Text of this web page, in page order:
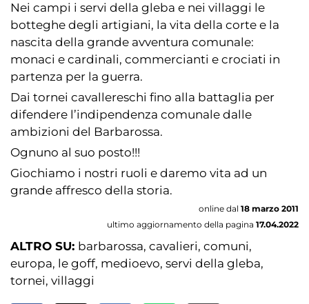
Nei campi i servi della gleba e nei villaggi le
botteghe degli artigiani, la vita della corte e la
nascita della grande avventura comunale:
monaci e cardinali, commercianti e crociati in
partenza per la guerra.
Dai tornei cavallereschi fino alla battaglia per
difendere l’indipendenza comunale dalle
ambizioni del Barbarossa.
Ognuno al suo posto!!!
Giochiamo i nostri ruoli e daremo vita ad un
grande affresco della storia.
online dal 18 marzo 2011
ultimo aggiornamento della pagina 17.04.2022
ALTRO SU: barbarossa cavalieri comuni
europa le goff medioevo servi della gleba
tornei villaggi